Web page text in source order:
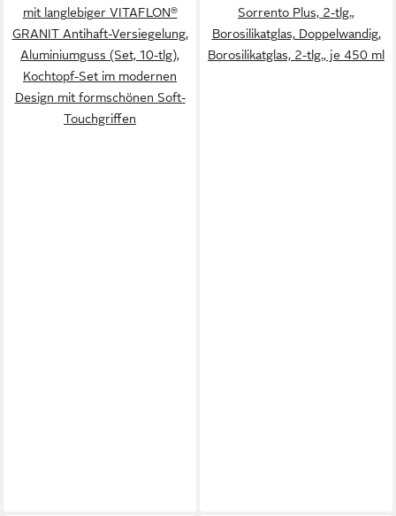
mit langlebiger VITAFLON®
GRANIT Antihaft-Versiegelung,
Aluminiumguss (Set, 10-tlg),
Kochtopf-Set im modernen
Design mit formschönen Soft-
Touchgriffen
Sorrento Plus, 2-tlg.,
Borosilikatglas, Doppelwandig,
Borosilikatglas, 2-tlg., je 450 ml